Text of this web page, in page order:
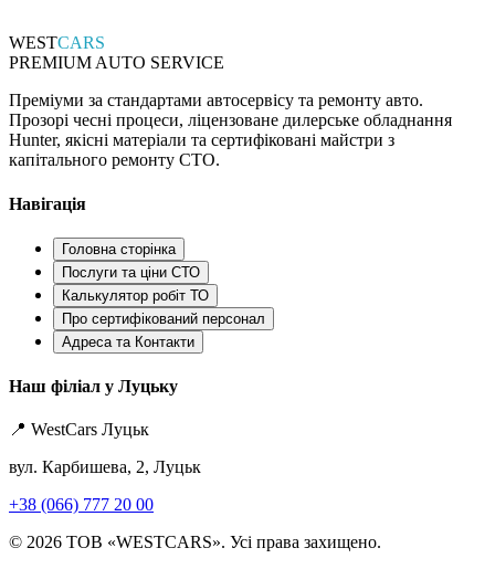
WESTCARS
PREMIUM AUTO SERVICE
Преміуми за стандартами автосервісу та ремонту авто.
Прозорі чесні процеси, ліцензоване дилерське обладнання
Hunter, якісні матеріали та сертифіковані майстри з
капітального ремонту СТО.
Навігація
Головна сторінка
Послуги та ціни СТО
Калькулятор робіт ТО
Про сертифікований персонал
Адреса та Контакти
Наш філіал у Луцьку
📍 WestCars Луцьк
вул. Карбишева, 2, Луцьк
+38 (066) 777 20 00
© 2026 ТОВ «WESTCARS». Усі права захищено.